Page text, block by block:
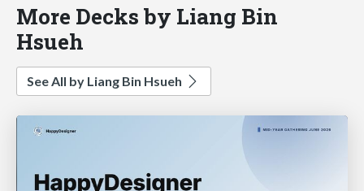
More Decks by Liang Bin
Hsueh
See All by Liang Bin Hsueh